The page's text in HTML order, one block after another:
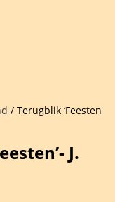
/ Terugblik ‘Feesten
J.